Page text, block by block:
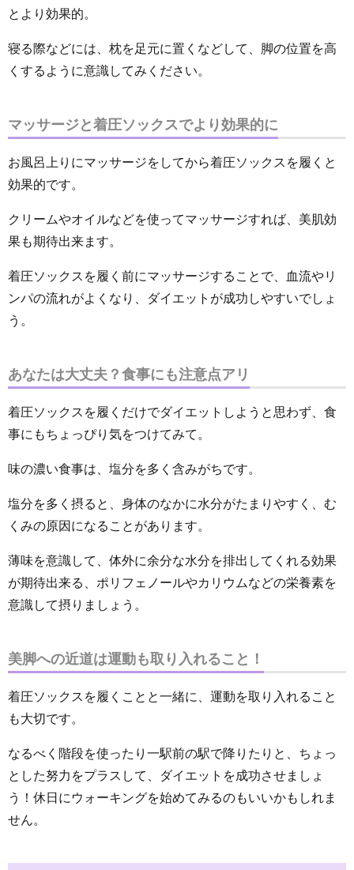
とより効果的。
寝る際などには、枕を足元に置くなどして、脚の位置を高
くするように意識してみください。
マッサージと着圧ソックスでより効果的に
お風呂上りにマッサージをしてから着圧ソックスを履くと
効果的です。
クリームやオイルなどを使ってマッサージすれば、美肌効
果も期待出来ます。
着圧ソックスを履く前にマッサージすることで、血流やリ
ンパの流れがよくなり、ダイエットが成功しやすいでしょ
う。
あなたは大丈夫？食事にも注意点アリ
着圧ソックスを履くだけでダイエットしようと思わず、食
事にもちょっぴり気をつけてみて。
味の濃い食事は、塩分を多く含みがちです。
塩分を多く摂ると、身体のなかに水分がたまりやすく、む
くみの原因になることがあります。
薄味を意識して、体外に余分な水分を排出してくれる効果
が期待出来る、ポリフェノールやカリウムなどの栄養素を
意識して摂りましょう。
美脚への近道は運動も取り入れること！
着圧ソックスを履くことと一緒に、運動を取り入れること
も大切です。
なるべく階段を使ったり一駅前の駅で降りたりと、ちょっ
とした努力をプラスして、ダイエットを成功させましょ
う！休日にウォーキングを始めてみるのもいいかもしれま
せん。